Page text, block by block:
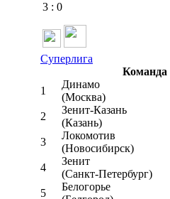
3 : 0
Суперлига
Команда
1
Динамо
(Москва)
2
Зенит-Казань
(Казань)
3
Локомотив
(Новосибирск)
4
Зенит
(Санкт-Петербург)
5
Белогорье